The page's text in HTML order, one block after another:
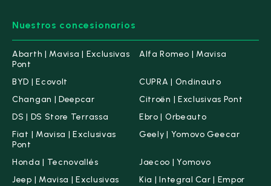
Nuestros concesionarios
Abarth | Mavisa | Exclusivas
Pont
Alfa Romeo | Mavisa
BYD | Ecovolt
CUPRA | Ondinauto
Changan | Deepcar
Citroën | Exclusivas Pont
DS | DS Store Terrassa
Ebro | Orbeauto
Fiat | Mavisa | Exclusivas
Pont
Geely | Yomovo Geecar
Honda | Tecnovallés
Jaecoo | Yomovo
Jeep | Mavisa | Exclusivas
Kia | Integral Car | Empor